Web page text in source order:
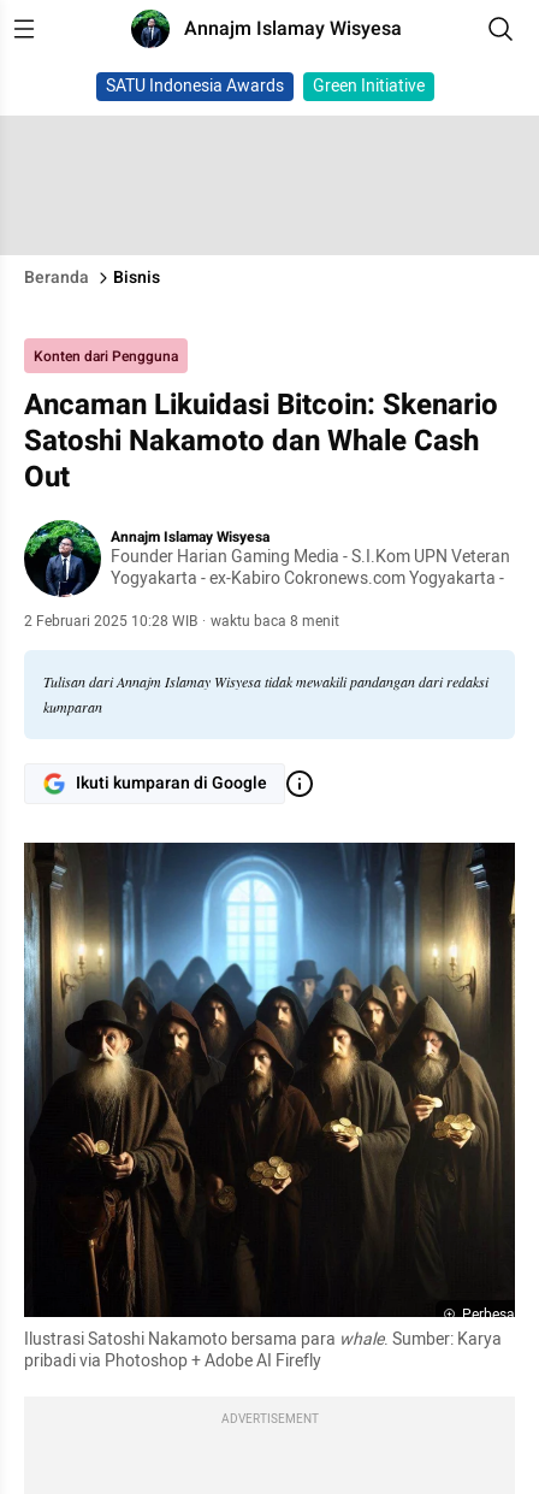
Annajm Islamay Wisyesa
SATU Indonesia Awards Green Initiative
Beranda Bisnis
Konten dari Pengguna
Ancaman Likuidasi Bitcoin: Skenario
Satoshi Nakamoto dan Whale Cash
Out
Annajm Islamay Wisyesa
Founder Harian Gaming Media - S.I.Kom UPN Veteran
Yogyakarta - ex-Kabiro Cokronews.com Yogyakarta -
2 Februari 2025 10:28 WIB · waktu baca 8 menit
Tulisan dari Annajm Islamay Wisyesa tidak mewakili pandangan dari redaksi
kumparan
Ikuti kumparan di Google
Perbesar
Ilustrasi Satoshi Nakamoto bersama para whale. Sumber: Karya
pribadi via Photoshop + Adobe AI Firefly
ADVERTISEMENT